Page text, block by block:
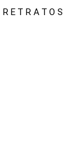
RETRATOS